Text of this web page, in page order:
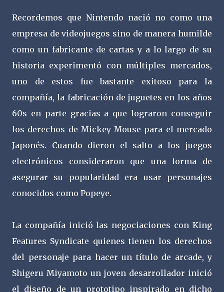
Recordemos que Nintendo nació no como una
empresa de videojuegos sino de manera humilde
como un fabricante de cartas y a lo largo de su
historia experimentó con múltiples mercados,
uno de estos fue bastante exitoso para la
compañía, la fabricación de juguetes en los años
60s en parte gracias a que lograron conseguir
los derechos de Mickey Mouse para el mercado
Japonés. Cuando dieron el salto a los juegos
electrónicos consideraron que una forma de
asegurar su popularidad era usar personajes
conocidos como Popeye.
La compañía inició las negociaciones con King
Features Syndicate quienes tienen los derechos
del personaje para hacer un título de arcade, y
Shigeru Miyamoto un joven desarrollador inició
el diseño de un prototipo inspirado en dicho